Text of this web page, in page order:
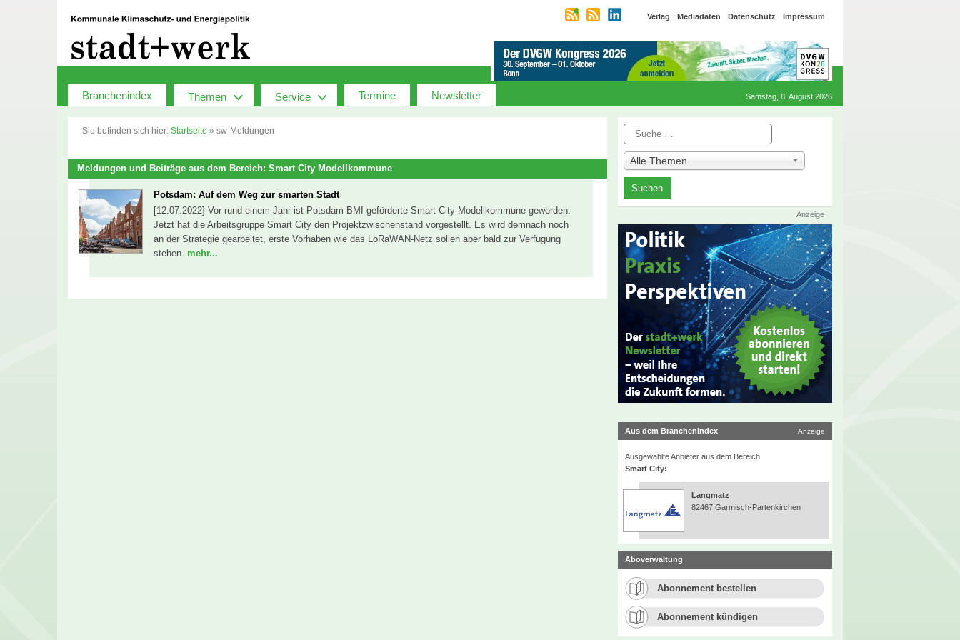
Verlag Mediadaten Datenschutz Impressum
Branchenindex Themen Service Termine Newsletter Samstag, 8. August 2026
Sie befinden sich hier: Startseite » sw-Meldungen
Meldungen und Beiträge aus dem Bereich: Smart City Modellkommune
Potsdam: Auf dem Weg zur smarten Stadt
[12.07.2022] Vor rund einem Jahr ist Potsdam BMI-geförderte Smart-City-Modellkommune geworden.
Jetzt hat die Arbeitsgruppe Smart City den Projektzwischenstand vorgestellt. Es wird demnach noch
an der Strategie gearbeitet, erste Vorhaben wie das LoRaWAN-Netz sollen aber bald zur Verfügung
stehen. mehr...
Suche
Alle Themen
Anzeige
Aus dem Branchenindex Anzeige
Ausgewählte Anbieter aus dem Bereich
Smart City:
Langmatz
82467 Garmisch-Partenkirchen
Aboverwaltung
Abonnement bestellen
Abonnement kündigen